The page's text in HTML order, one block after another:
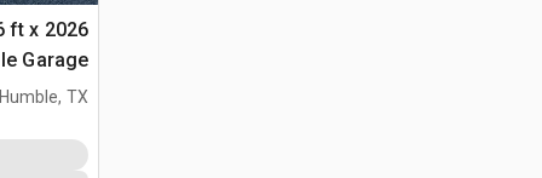
ft x
Garage
Metal مخزن او كوخ (Unused)
TX